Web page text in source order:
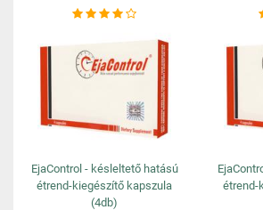
EjaControl - késleltető hatású
étrend-kiegészítő kapszula
(4db)
étrend-